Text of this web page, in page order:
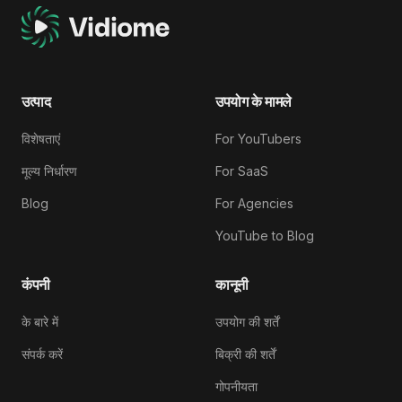
उत्पाद
विशेषताएं
मूल्य निर्धारण
Blog
उपयोग के मामले
For YouTubers
For SaaS
For Agencies
YouTube to Blog
कंपनी
के बारे में
संपर्क करें
कानूनी
उपयोग की शर्तें
बिक्री की शर्तें
गोपनीयता